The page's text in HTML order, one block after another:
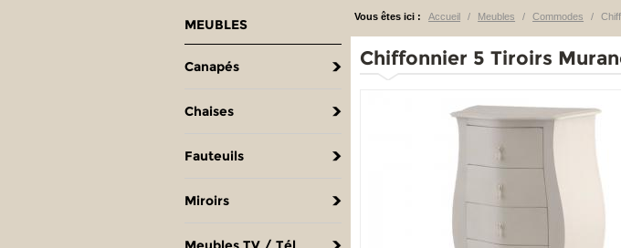
MEUBLES
Canapés
Chaises
Fauteuils
Miroirs
Vous êtes ici : Accueil / Meubles / Commodes /
Chiffonnier 5 Tiroirs